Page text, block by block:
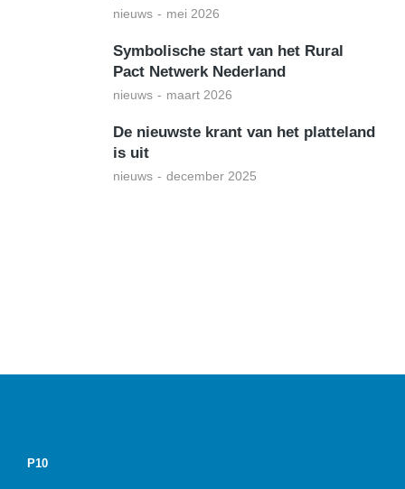
nieuws mei 2026
Symbolische start van het Rural
Pact Netwerk Nederland
nieuws maart 2026
De nieuwste krant van het platteland
is uit
nieuws december 2025
P10